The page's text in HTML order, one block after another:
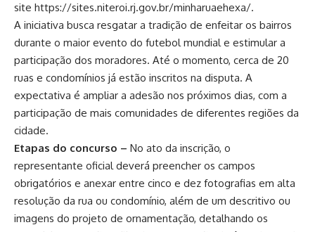
site https://sites.niteroi.rj.gov.br/minharuaehexa/.
A iniciativa busca resgatar a tradição de enfeitar os bairros
durante o maior evento do futebol mundial e estimular a
participação dos moradores. Até o momento, cerca de 20
ruas e condomínios já estão inscritos na disputa. A
expectativa é ampliar a adesão nos próximos dias, com a
participação de mais comunidades de diferentes regiões da
cidade.
Etapas do concurso – No ato da inscrição, o
representante oficial deverá preencher os campos
obrigatórios e anexar entre cinco e dez fotografias em alta
resolução da rua ou condomínio, além de um descritivo ou
imagens do projeto de ornamentação, detalhando os